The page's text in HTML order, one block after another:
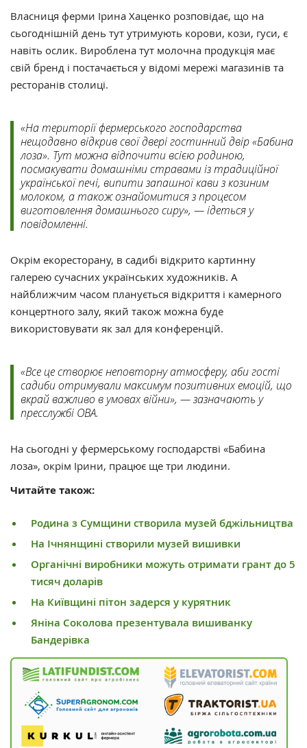
Власниця ферми Ірина Хаценко розповідає, що на
сьогоднішній день тут утримують корови, кози, гуси, є
навіть ослик. Вироблена тут молочна продукція має
свій бренд і постачається у відомі мережі магазинів та
ресторанів столиці.
«На території фермерського господарства
нещодавно відкрив свої двері гостинний двір «Бабина
лоза». Тут можна відпочити всією родиною,
посмакувати домашніми стравами із традиційної
української печі, випити запашної кави з козиним
молоком, а також ознайомитися з процесом
виготовлення домашнього сиру», — ідеться у
повідомленні.
Окрім екоресторану, в садибі відкрито картинну
галерею сучасних українських художників. А
найближчим часом планується відкриття і камерного
концертного залу, який також можна буде
використовувати як зал для конференцій.
«Все це створює неповторну атмосферу, аби гості
садиби отримували максимум позитивних емоцій, що
вкрай важливо в умовах війни», — зазначають у
пресслужбі ОВА.
На сьогодні у фермерському господарстві «Бабина
лоза», окрім Ірини, працює ще три людини.
Читайте також:
Родина з Сумщини створила музей бджільництва
На Ічнянщині створили музей вишивки
Органічні виробники можуть отримати грант до 5
тисяч доларів
На Київщині пітон задерся у курятник
Яніна Соколова презентувала вишиванку
Бандерівка